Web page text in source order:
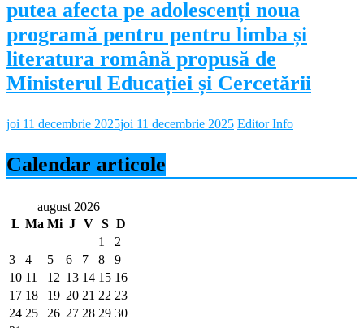
putea afecta pe adolescenți noua
programă pentru pentru limba și
literatura română propusă de
Ministerul Educației și Cercetării
joi 11 decembrie 2025joi 11 decembrie 2025 Editor Info
Calendar articole
august 2026
L Ma Mi J V S D
1
2
3
4 5 6 7 8
9
10 11 12 13 14 15 16
17 18 19 20 21 22 23
24 25 26 27 28 29 30